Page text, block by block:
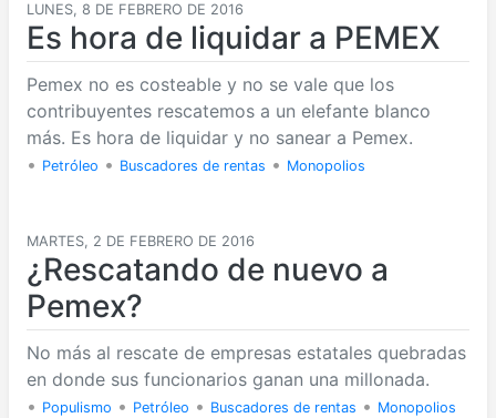
LUNES, 8 DE FEBRERO DE 2016
Es hora de liquidar a PEMEX
Pemex no es costeable y no se vale que los
contribuyentes rescatemos a un elefante blanco
más. Es hora de liquidar y no sanear a Pemex.
• Petróleo • Buscadores de rentas • Monopolios
MARTES, 2 DE FEBRERO DE 2016
¿Rescatando de nuevo a
Pemex?
No más al rescate de empresas estatales quebradas
en donde sus funcionarios ganan una millonada.
• Populismo • Petróleo • Buscadores de rentas • Monopolios